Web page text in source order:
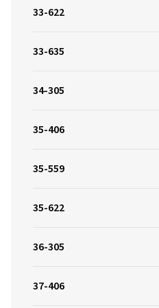
33-622
33-635
34-305
35-406
35-559
35-622
36-305
37-406